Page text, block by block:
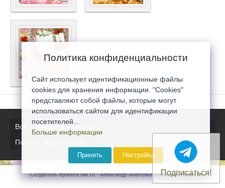
Все последние новости
Полная версия сайта
Создатель проекта 0lik.ru - Александр Анатольевич © 2007-2026
Подписаться!
Политика конфиденциальности
Сайт использует идентификационные файлы
cookies для хранения информации. "Cookies"
представляют собой файлы, которые могут
использоваться сайтом для идентификации
посетителей...
Больше информации
Принять Настройка